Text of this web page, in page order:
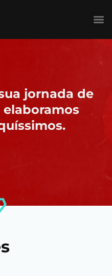
jornada de